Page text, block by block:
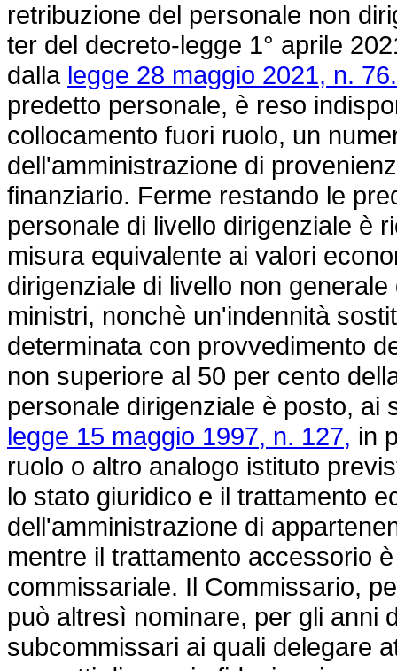
retribuzione del personale non
ter del decreto-legge 1° aprile
dalla legge 28 maggio 2021, n. 76.
predetto personale, è reso
collocamento fuori ruolo, un
dell'amministrazione di
finanziario. Ferme restando le
personale di livello dirigenziale è
misura equivalente ai valori
dirigenziale di livello non
ministri, nonchè un'indennità
determinata con provvedimento
non superiore al 50 per cento
personale dirigenziale è posto, ai
legge 15 maggio 1997, n. 127, in
ruolo o altro analogo istituto
lo stato giuridico e il trattamento
dell'amministrazione di
mentre il trattamento accessorio
commissariale. Il Commissario,
può altresì nominare, per gli anni
subcommissari ai quali delegare